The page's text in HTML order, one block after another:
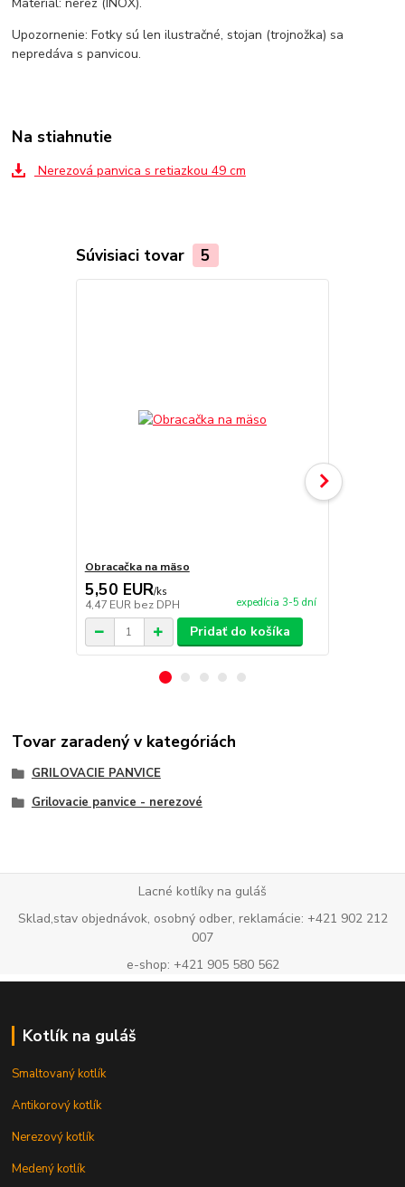
Upozornenie: Fotky sú len ilustračné, stojan (trojnožka) sa
nepredáva s panvicou.
Na stiahnutie
Nerezová panvica s retiazkou 49 cm
Súvisiaci tovar 5
Obracačka na mäso
5,50 EUR/ks
4,47 EUR bez DPH expedícia 3-5 dní
Pridať do košíka
Tovar zaradený v kategóriách
GRILOVACIE PANVICE
Grilovacie panvice - nerezové
Lacné kotlíky na guláš
Sklad,stav objednávok, osobný odber, reklamácie: +421 902 212
007
e-shop: +421 905 580 562
Kotlík na guláš
Smaltovaný kotlík
Antikorový kotlík
Nerezový kotlík
Medený kotlík